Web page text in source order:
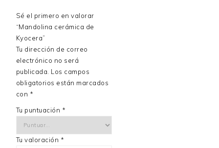
Sé el primero en valorar
“Mandolina cerámica de
Kyocera”
Tu dirección de correo
electrónico no será
publicada. Los campos
obligatorios están marcados
con *
Tu puntuación *
Tu valoración *